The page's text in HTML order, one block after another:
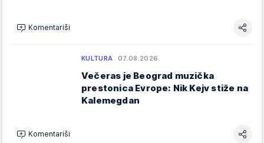
Komentariši
KULTURA 07.08.2026.
Večeras je Beograd muzička
prestonica Evrope: Nik Kejv stiže na
Kalemegdan
Komentariši